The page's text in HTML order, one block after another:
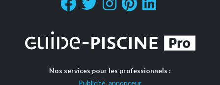
Nos services pour les professionnels :
Publicité, annonceur